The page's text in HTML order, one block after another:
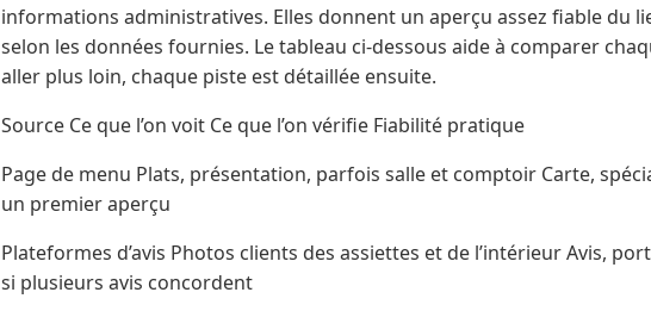
informations administratives. Elles donnent un aperçu assez fiable du
selon les données fournies. Le tableau ci-dessous aide à comparer
aller plus loin, chaque piste est détaillée ensuite.
Source Ce que l’on voit Ce que l’on vérifie Fiabilité pratique
Page de menu Plats, présentation, parfois salle et comptoir Carte,
un premier aperçu
Plateformes d’avis Photos clients des assiettes et de l’intérieur Avis,
si plusieurs avis concordent